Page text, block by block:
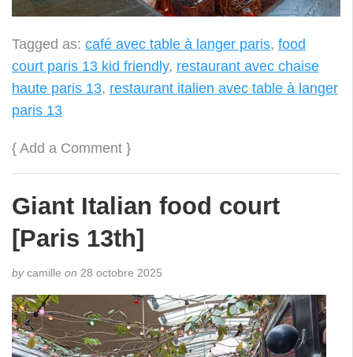
Tagged as: café avec table à langer paris, food
court paris 13 kid friendly, restaurant avec chaise
haute paris 13, restaurant italien avec table à langer
paris 13
{ Add a Comment }
Giant Italian food court
[Paris 13th]
bycamille on 28 octobre 2025